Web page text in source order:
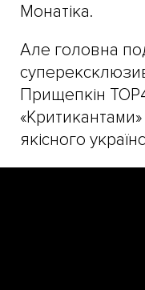
Монатіка.
Але головна
Прищепкін
якісного